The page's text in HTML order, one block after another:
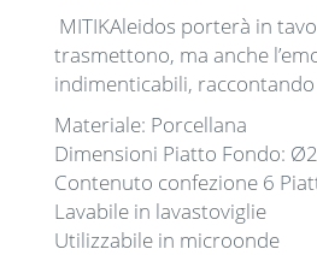
MITIKAleidos porterà in
trasmettono, ma anche
indimenticabili,
Materiale: Porcellana
Dimensioni Piatto Fondo:
Contenuto confezione 6
Lavabile in lavastoviglie
Utilizzabile in microonde